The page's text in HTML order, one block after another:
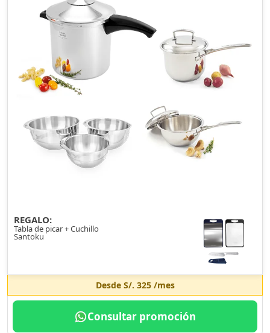
REGALO:
Tabla de picar + Cuchillo
Santoku
Desde S/. 325/mes
Consultar promoción